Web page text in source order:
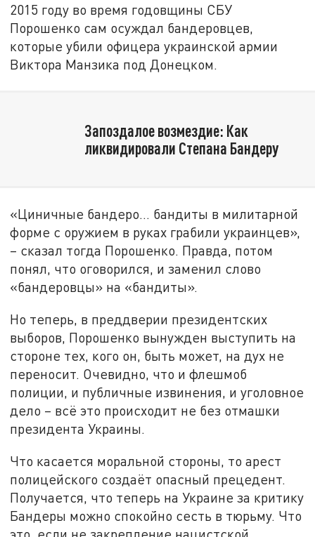
2015 году во время годовщины СБУ
Порошенко сам осуждал бандеровцев,
которые убили офицера украинской армии
Виктора Манзика под Донецком.
Запоздалое возмездие: Как
ликвидировали Степана Бандеру
«Циничные бандеро… бандиты в милитарной
форме с оружием в руках грабили украинцев»,
– сказал тогда Порошенко. Правда, потом
понял, что оговорился, и заменил слово
«бандеровцы» на «бандиты».
Но теперь, в преддверии президентских
выборов, Порошенко вынужден выступить на
стороне тех, кого он, быть может, на дух не
переносит. Очевидно, что и флешмоб
полиции, и публичные извинения, и уголовное
дело – всё это происходит не без отмашки
президента Украины.
Что касается моральной стороны, то арест
полицейского создаёт опасный прецедент.
Получается, что теперь на Украине за критику
Бандеры можно спокойно сесть в тюрьму. Что
это, если не закрепление нацистской